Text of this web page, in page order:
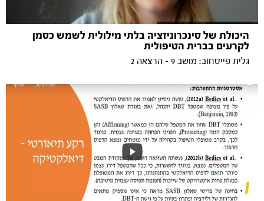
היכולת של סינכרוניזציה בלתי מילולית לשמש כסמן
לקרעים בברית הטיפולית
גלית פייסחוב: מושב 9 - הרצאה 2